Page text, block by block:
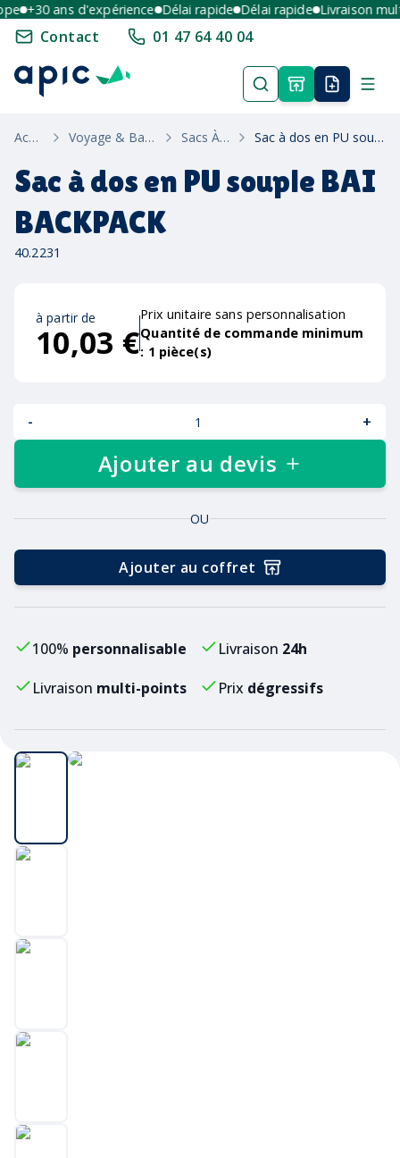
+30 ans d'expérience Délai rapide Délai rapide Livraison
Contact 01 47 64 40 04
Accueil Voyage & Bagagerie Sacs À Dos Sac à dos en PU souple BAI BACKPACK
Sac à dos en PU souple BAI
BACKPACK
40.2231
à partir de
10,03 €
Prix unitaire sans personnalisation
Quantité de commande minimum
: 1 pièce(s)
- +
Ajouter au devis
OU
Ajouter au coffret
100% personnalisable Livraison 24h
Livraison multi-points Prix dégressifs